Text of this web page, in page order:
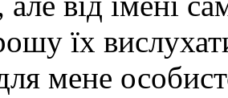
їх
мене